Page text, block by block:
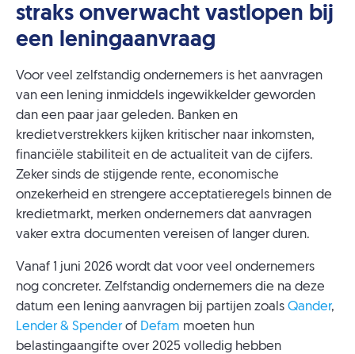
straks onverwacht vastlopen bij
een leningaanvraag
Voor veel zelfstandig ondernemers is het aanvragen
van een lening inmiddels ingewikkelder geworden
dan een paar jaar geleden. Banken en
kredietverstrekkers kijken kritischer naar inkomsten,
financiële stabiliteit en de actualiteit van de cijfers.
Zeker sinds de stijgende rente, economische
onzekerheid en strengere acceptatieregels binnen de
kredietmarkt, merken ondernemers dat aanvragen
vaker extra documenten vereisen of langer duren.
Vanaf 1 juni 2026 wordt dat voor veel ondernemers
nog concreter. Zelfstandig ondernemers die na deze
datum een lening aanvragen bij partijen zoals Qander,
Lender & Spenderof Defam moeten hun
belastingaangifte over 2025 volledig hebben